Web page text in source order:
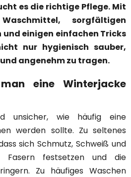
es die richtige Pflege. Mit
sorgfältigen
einigen einfachen Tricks
nur hygienisch sauber,
angenehm zu tragen.
eine Winterjacke
unsicher, wie häufig eine
werden sollte. Zu seltenes
sich Schmutz, Schweiß und
Fasern festsetzen und die
Zu häufiges Waschen